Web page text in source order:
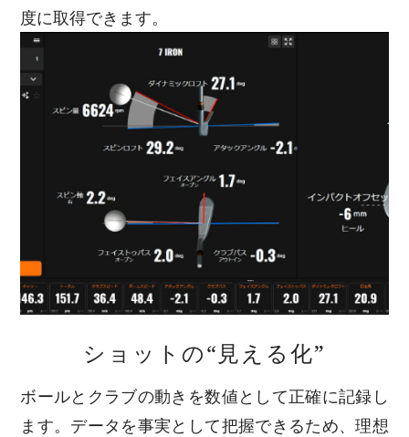
度に取得できます。
ショットの“見える化”
ボールとクラブの動きを数値として正確に記録し
ます。データを事実として把握できるため、理想